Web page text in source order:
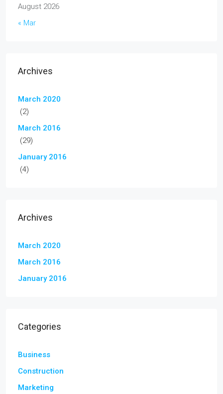
August 2026
« Mar
Archives
March 2020
(2)
March 2016
(29)
January 2016
(4)
Archives
March 2020
March 2016
January 2016
Categories
Business
Construction
Marketing